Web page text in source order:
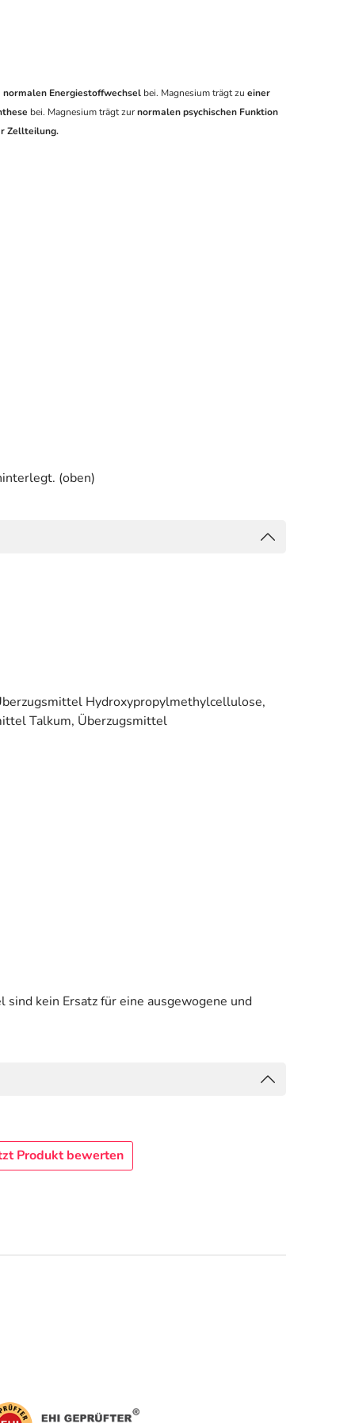
normalen Energiestoffwechsel bei. Magnesium trägt zu einer
bei. Magnesium trägt zurnormalen psychischen Funktion
Zellteilung.
(oben)
Hydroxypropylmethylcellulose,
Talkum, Überzugsmittel
kein Ersatz für eine ausgewogene und
Produkt bewerten